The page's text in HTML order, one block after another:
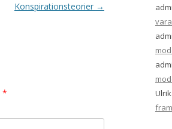
Konspirationsteorier →
*